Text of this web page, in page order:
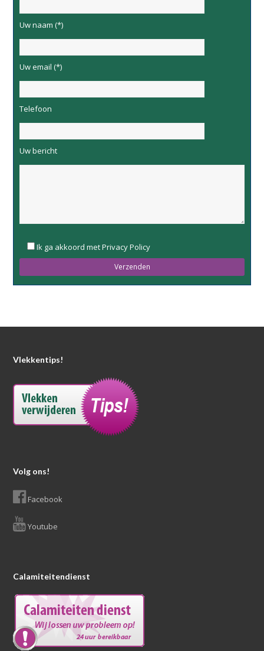
Uw naam (*)
Uw email (*)
Telefoon
Uw bericht
leave
this
Ik ga akkoord met Privacy Policy
Vlekkentips!
Volg ons!
Facebook
Youtube
Calamiteitendienst